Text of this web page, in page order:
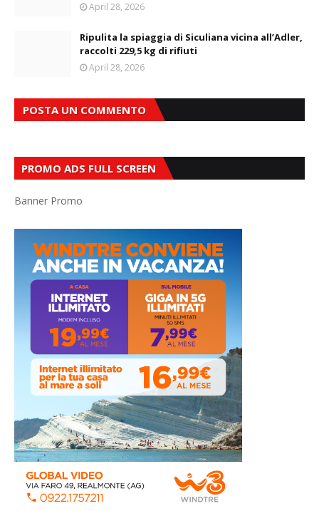
April 28, 2026
Ripulita la spiaggia di Siculiana vicina all’Adler,
raccolti 229,5 kg di rifiuti
April 28, 2026
POSTA UN COMMENTO
PROMO ADS FULL SCREEN
Banner Promo